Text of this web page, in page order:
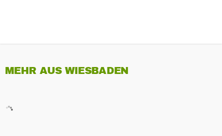
MEHR AUS WIESBADEN